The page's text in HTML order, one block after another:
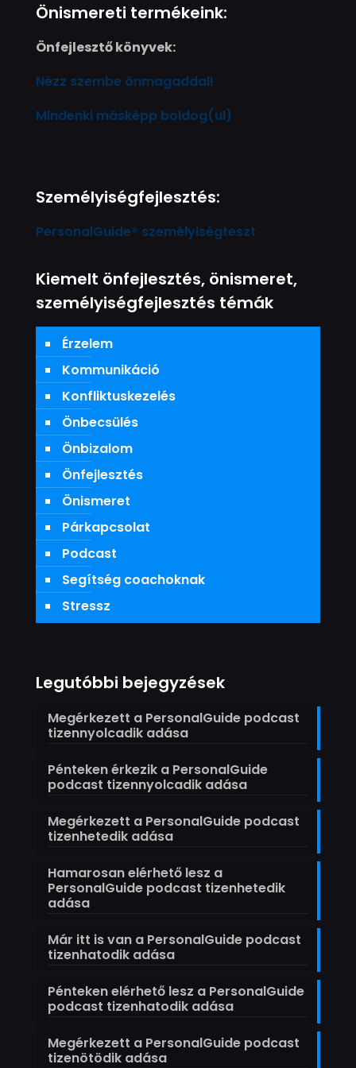
Önismereti termékeink:
Önfejlesztő könyvek:
Nézz szembe önmagaddal!
Mindenki másképp boldog(ul)
Személyiségfejlesztés:
PersonalGuide® személyiségteszt
Kiemelt önfejlesztés, önismeret,
személyiségfejlesztés témák
Érzelem
Kommunikáció
Konfliktuskezelés
Önbecsülés
Önbizalom
Önfejlesztés
Önismeret
Párkapcsolat
Podcast
Segítség coachoknak
Stressz
Legutóbbi bejegyzések
Megérkezett a PersonalGuide podcast
tizennyolcadik adása
Pénteken érkezik a PersonalGuide
podcast tizennyolcadik adása
Megérkezett a PersonalGuide podcast
tizenhetedik adása
Hamarosan elérhető lesz a
PersonalGuide podcast tizenhetedik
adása
Már itt is van a PersonalGuide podcast
tizenhatodik adása
Pénteken elérhető lesz a PersonalGuide
podcast tizenhatodik adása
Megérkezett a PersonalGuide podcast
tizenötödik adása